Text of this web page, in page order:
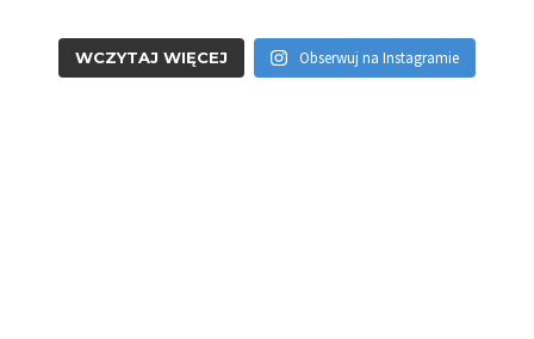
WCZYTAJ WIĘCEJ Obserwuj na Instagramie